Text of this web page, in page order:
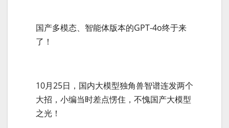
国产多模态、智能体版本的GPT-4o终于来
了！
10月25日，国内大模型独角兽智谱连发两个
大招，小编当时差点愣住，不愧国产大模型
之光！